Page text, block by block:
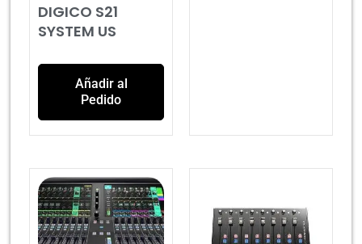
DIGICO S21
SYSTEM US
Añadir al
Pedido